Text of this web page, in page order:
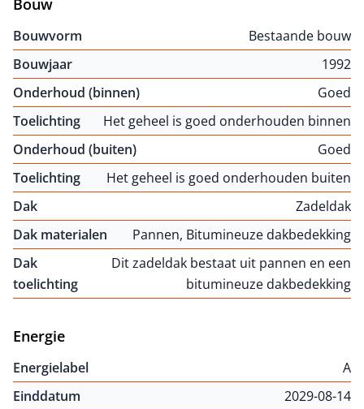
Bouw
Bouwvorm
Bestaande bouw
Bouwjaar
1992
Onderhoud (binnen)
Goed
Toelichting
Het geheel is goed onderhouden binnen
Onderhoud (buiten)
Goed
Toelichting
Het geheel is goed onderhouden buiten
Dak
Zadeldak
Dak materialen
Pannen, Bitumineuze dakbedekking
Dak
toelichting
Dit zadeldak bestaat uit pannen en een
bitumineuze dakbedekking
Energie
Energielabel
A
Einddatum
2029-08-14